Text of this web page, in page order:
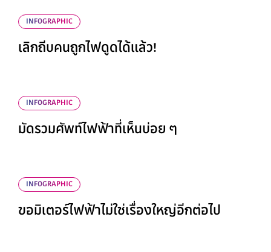
INFOGRAPHIC
เลิกถีบคนถูกไฟดูดได้แล้ว!
INFOGRAPHIC
มัดรวมศัพท์ไฟฟ้าที่เห็นบ่อย ๆ
INFOGRAPHIC
ขอมิเตอร์ไฟฟ้าไม่ใช่เรื่องใหญ่อีกต่อไป